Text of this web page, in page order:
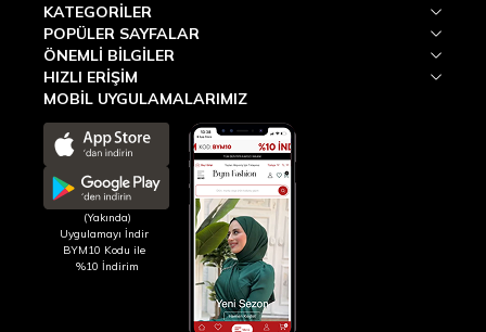
KATEGORILER
POPÜLER SAYFALAR
ÖNEMLI BILGILER
HIZLI ERIŞIM
MOBİL UYGULAMALARIMIZ
(Yakında)
Uygulamayı İndir
BYM10 Kodu ile
%10 İndirim